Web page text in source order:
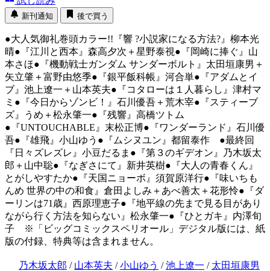
新刊通知 後で買う
●大人気御礼巻頭カラー!!『響 ?小説家になる方法?』柳本光
晴●『江川と西本』森高夕次＋星野泰視●『岡崎に捧ぐ』山
本さほ●『機動戦士ガンダム サンダーボルト』太田垣康男＋
矢立肇＋富野由悠季●『銀平飯科帳』河合単●『アダムとイ
ブ』池上遼一＋山本英夫●『コタローは１人暮らし』津村マ
ミ●『今日からゾンビ！』石川優吾＋荒木宰●『スティーブ
ズ』うめ＋松永肇一●『残響』高橋ツトム
●『UNTOUCHABLE』末松正博●『ワンダーランド』石川優
吾●『雄飛』小山ゆう●『ムシヌユン』都留泰作 ●最終回
『日々ズレズレ』小豆だるま●『第３のギデオン』乃木坂太
郎＋山中聡●『なぎさにて』新井英樹●『大人の青春くん』
とがしやすたか●『天国ニョーボ』須賀原洋行●『味いちも
んめ 世界の中の和食』倉田よしみ＋あべ善太＋花形怜●『ダ
ーリンは71歳』西原理恵子●『地平線の先まで見る目があり
ながら行く方法を知らない』松永肇一●『ひとガキ』内澤旬
子 ※「ビッグコミックスペリオール」デジタル版には、紙
版の付録、特典等は含まれません。
乃木坂太郎 / 山本英夫 /小山ゆう /池上遼一 / 太田垣康男